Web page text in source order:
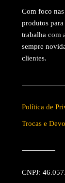
Com foco
produtos
trabalha com
sempre
clientes.
Política de
Trocas e
CNPJ: